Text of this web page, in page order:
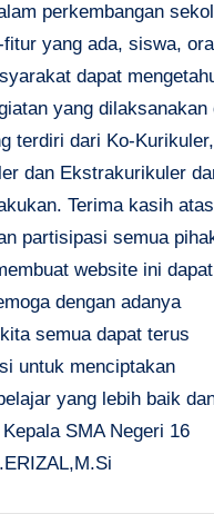
perkembangan
yang ada, siswa,
dapat
yang dilaksanakan
terdiri dari Ko-Kurikuler,
dan Ekstrakurikuler
Terima kasih atas
partisipasi semua
website ini dapat
dengan adanya
semua dapat terus
untuk menciptakan
yang lebih baik
Kepala SMA Negeri 16